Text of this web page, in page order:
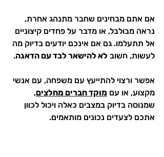
אם אתם מבחינים שחבר מתנהג אחרת,
נראה מבולבל, או מדבר על פחדים קיצוניים
אל תתעלמו. גם אם אינכם יודעים בדיוק מה
לעשות, חשוב לא להישאר לבד עם הדאגה.
אפשר ורצוי להתייעץ עם משפחה, עם אנשי
מקצוע, או עם מוקד חברים מחלצים,
שמנוסה בדיוק במצבים כאלה ויכול לכוון
אתכם לצעדים נכונים מותאמים.